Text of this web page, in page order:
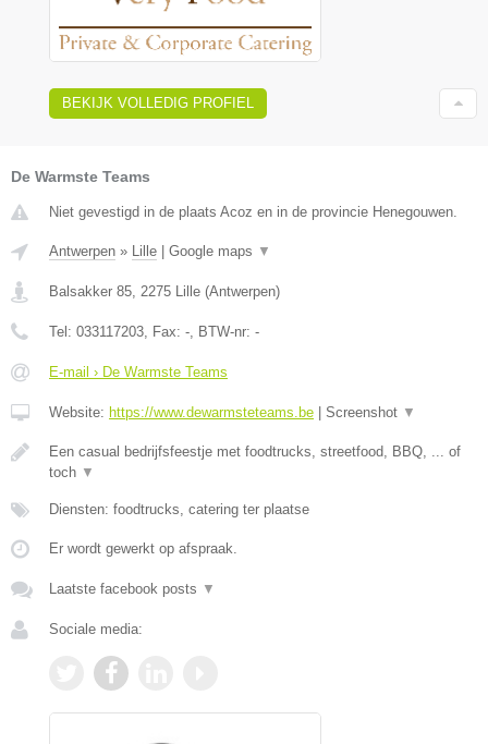
BEKIJK VOLLEDIG PROFIEL
De Warmste Teams
Niet gevestigd in de plaats Acoz en in de provincie Henegouwen.
Antwerpen » Lille | Google maps ▼
Balsakker 85 2275 Lille (Antwerpen)
Tel: 033117203 , Fax: - , BTW-nr: -
E-mail › De Warmste Teams
Website: https://www.dewarmsteteams.be | Screenshot ▼
Een casual bedrijfsfeestje met foodtrucks, streetfood, BBQ, ... of
toch ▼
Diensten: foodtrucks, catering ter plaatse
Er wordt gewerkt op afspraak.
Laatste facebook posts ▼
Sociale media: